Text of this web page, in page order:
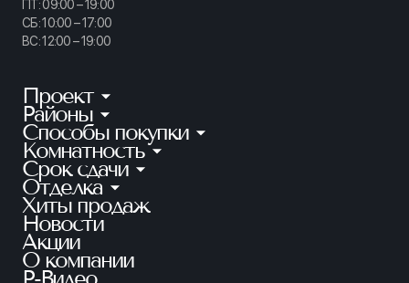
ПТ: 09:00 – 19:00
СБ: 10:00 – 17:00
ВС: 12:00 – 19:00
Проект
КИНОПАРК
ТАЙМ СКВЕР
АУРУМ
ГРАНАТ
ЛАЙНЕРЪ
БЕЛАРТ
АКАДЕМИК
Районы
Калининский
Приморский
Петроградский
Московский
Красносельский
Красногвардейский
Способы покупки
Ипотека
Рассрочка
100% оплата
Квартира в зачет
Субсидии
Материнский капитал
Комнатность
Студии
1-комнатные
2-комнатные
3-комнатные
4+ комнатные
Срок сдачи
Готовые квартиры
Ключи в этом году
2 кв. 2026
1 кв. 2027
Отделка
Без отделки
Предчистовая
Чистовая
Хиты продаж
Новости
Акции
О компании